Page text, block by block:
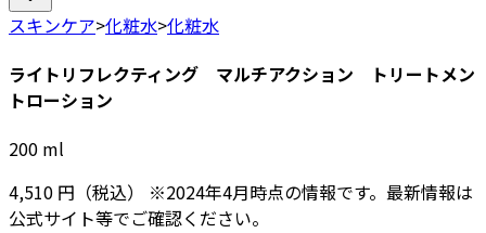
スキンケア>化粧水>化粧水
ライトリフレクティング マルチアクション トリートメン
トローション
200 ml
4,510 円 （税込） ※2024年4月時点の情報です。最新情報は
公式サイト等でご確認ください。